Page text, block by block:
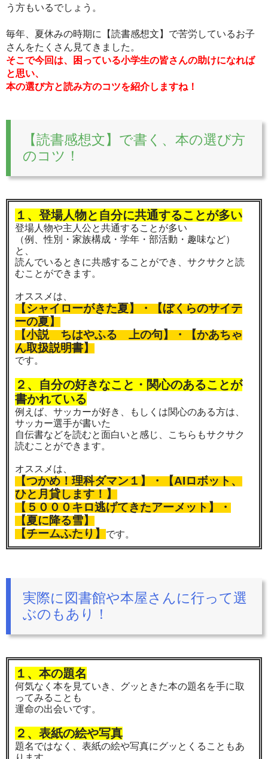
う方もいるでしょう。
毎年、夏休みの時期に【読書感想文】で苦労しているお子
さんをたくさん見てきました。
そこで今回は、困っている小学生の皆さんの助けになれば
と思い、
本の選び方と読み方のコツを紹介しますね！
【読書感想文】で書く、本の選び方
のコツ！
１、登場人物と自分に共通することが多い
登場人物や主人公と共通することが多い
（例、性別・家族構成・学年・部活動・趣味など）
と、
読んでいるときに共感することができ、サクサクと読
むことができます。
オススメは、
【シャイローがきた夏】・【ぼくらのサイテ
ーの夏】
【小説 ちはやふる 上の句】・【かあちゃ
ん取扱説明書】
です。
２、自分の好きなこと・関心のあることが
書かれている
例えば、サッカーが好き、もしくは関心のある方は、
サッカー選手が書いた
自伝書などを読むと面白いと感じ、こちらもサクサク
読むことができます。
オススメは、
【つかめ！理科ダマン１】・【AIロボット、
ひと月貸します！】
【５０００キロ逃げてきたアーメット】・
【夏に降る雪】
【チームふたり】です。
実際に図書館や本屋さんに行って選
ぶのもあり！
１、本の題名
何気なく本を見ていき、グッときた本の題名を手に取
ってみることも
運命の出会いです。
２、表紙の絵や写真
題名ではなく、表紙の絵や写真にグッとくることもあ